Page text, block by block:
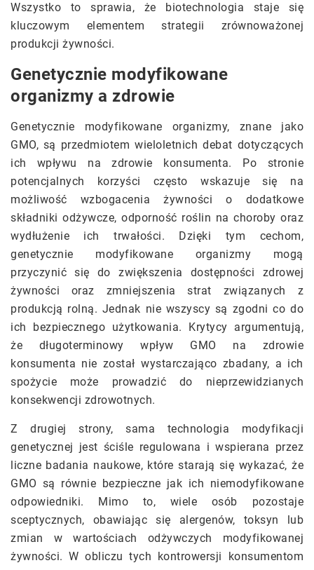
Wszystko to sprawia, że biotechnologia staje się
kluczowym elementem strategii zrównoważonej
produkcji żywności.
Genetycznie modyfikowane
organizmy a zdrowie
Genetycznie modyfikowane organizmy, znane jako
GMO, są przedmiotem wieloletnich debat dotyczących
ich wpływu na zdrowie konsumenta. Po stronie
potencjalnych korzyści często wskazuje się na
możliwość wzbogacenia żywności o dodatkowe
składniki odżywcze, odporność roślin na choroby oraz
wydłużenie ich trwałości. Dzięki tym cechom,
genetycznie modyfikowane organizmy mogą
przyczynić się do zwiększenia dostępności zdrowej
żywności oraz zmniejszenia strat związanych z
produkcją rolną. Jednak nie wszyscy są zgodni co do
ich bezpiecznego użytkowania. Krytycy argumentują,
że długoterminowy wpływ GMO na zdrowie
konsumenta nie został wystarczająco zbadany, a ich
spożycie może prowadzić do nieprzewidzianych
konsekwencji zdrowotnych.
Z drugiej strony, sama technologia modyfikacji
genetycznej jest ściśle regulowana i wspierana przez
liczne badania naukowe, które starają się wykazać, że
GMO są równie bezpieczne jak ich niemodyfikowane
odpowiedniki. Mimo to, wiele osób pozostaje
sceptycznych, obawiając się alergenów, toksyn lub
zmian w wartościach odżywczych modyfikowanej
żywności. W obliczu tych kontrowersji konsumentom